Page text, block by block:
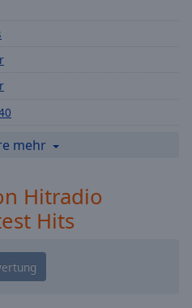
Rock
Mix
mehr
Hitradio
Hits